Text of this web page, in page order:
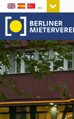
Sprachen